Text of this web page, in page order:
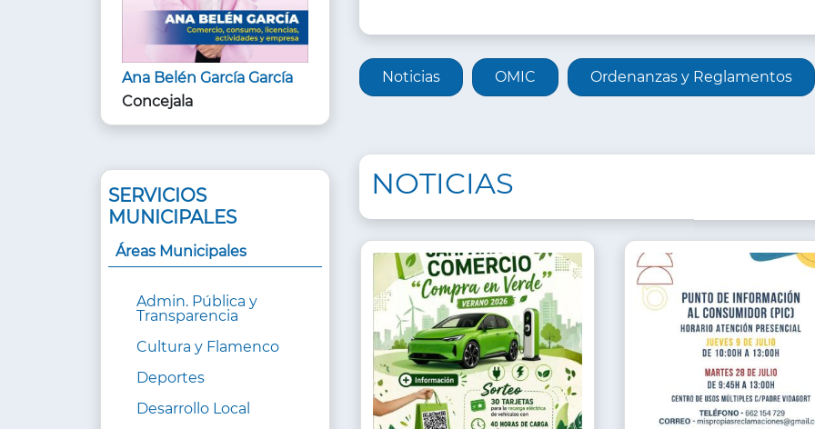
Ana Belén García García
Concejala
SERVICIOS
MUNICIPALES
Áreas Municipales
Admin. Pública y
Transparencia
Cultura y Flamenco
Deportes
Desarrollo Local
INFORMACIÓN
DE
ÁREA
Noticias OMIC Ordenanzas y Reglamentos
NOTICIAS